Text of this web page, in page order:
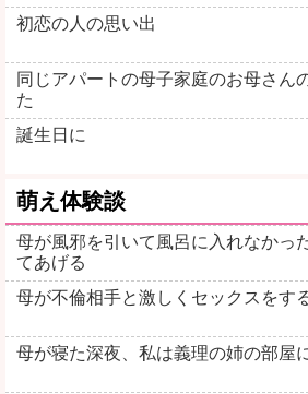
初恋の人の思い出
同じアパートの母子家庭のお母さん
た
誕生日に
萌え体験談
母が風邪を引いて風呂に入れなかっ
てあげる
母が不倫相手と激しくセックスをす
母が寝た深夜、私は義理の姉の部屋